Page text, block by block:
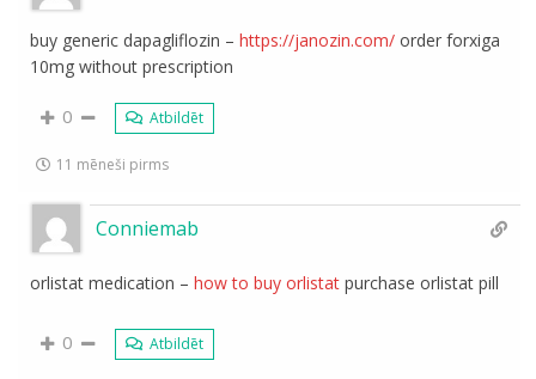
buy generic dapagliflozin –https://janozin.com/ order forxiga
10mg without prescription
0 Atbildēt
11 mēneši pirms
Conniemab
orlistat medication –how to buy orlistat purchase orlistat pill
0 Atbildēt